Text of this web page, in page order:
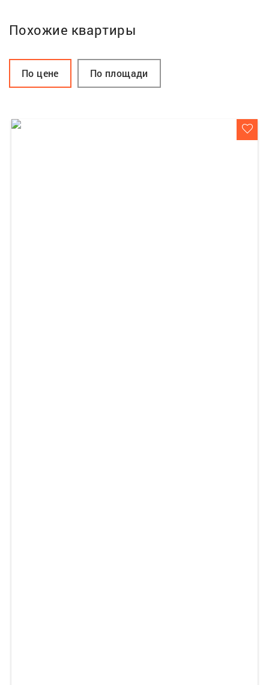
Похожие квартиры
По цене По площади